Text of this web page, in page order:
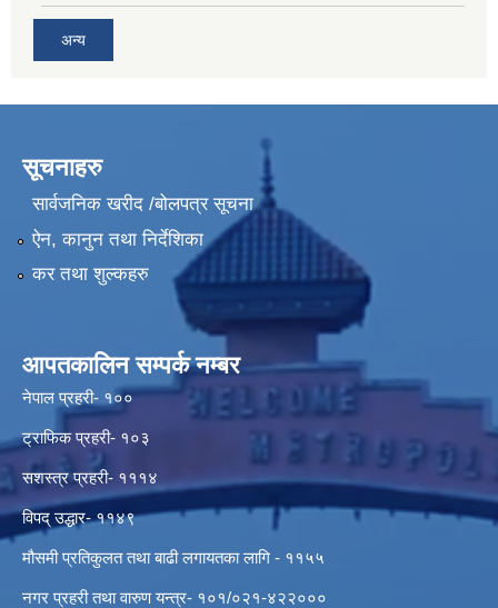
अन्य
सूचनाहरु
सार्वजनिक खरीद /बोलपत्र सूचना
ऐन, कानुन तथा निर्देशिका
कर तथा शुल्कहरु
आपतकालिन सम्पर्क नम्बर
नेपाल प्रहरी- १००
ट्राफिक प्रहरी- १०३
सशस्त्र प्रहरी- १११४
विपद् उद्धार- ११४९
मौसमी प्रतिकुलत तथा बाढी लगायतका लागि - ११५५
नगर प्रहरी तथा वारुण यन्त्र- १०१/०२१-४२२०००